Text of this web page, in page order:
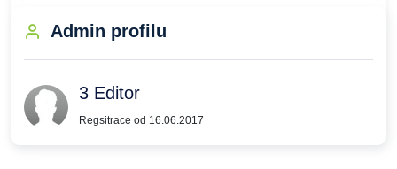
Admin profilu
3 Editor
Regsitrace od 16.06.2017